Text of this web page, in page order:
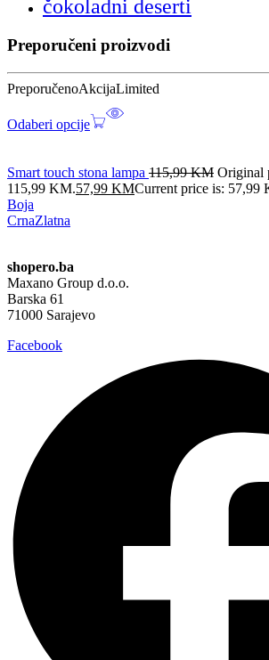
čokoladni deserti
Preporučeni proizvodi
PreporučenoAkcijaLimited
Odaberi opcije
Smart touch stona lampa 115,99KM Original
115,99 KM.57,99 KMCurrent price is: 57,99
Boja
CrnaZlatna
shopero.ba
Maxano Group d.o.o.
Barska 61
71000 Sarajevo
Facebook